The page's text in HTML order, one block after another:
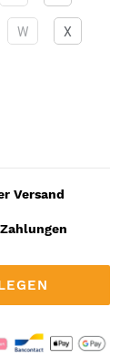
W X
Versand